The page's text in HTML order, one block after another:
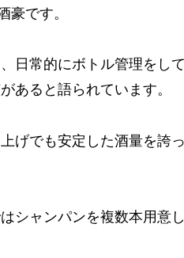
豪です。
日常的にボトル管理をし
あると語られています。
げでも安定した酒量を誇
シャンパンを複数本用意